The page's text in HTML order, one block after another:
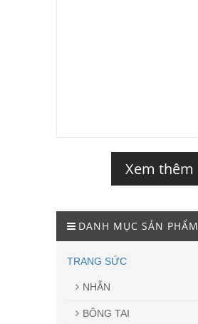
Xem thêm
DANH MỤC SẢN PHẨM
TRANG SỨC
NHẪN
BÔNG TAI